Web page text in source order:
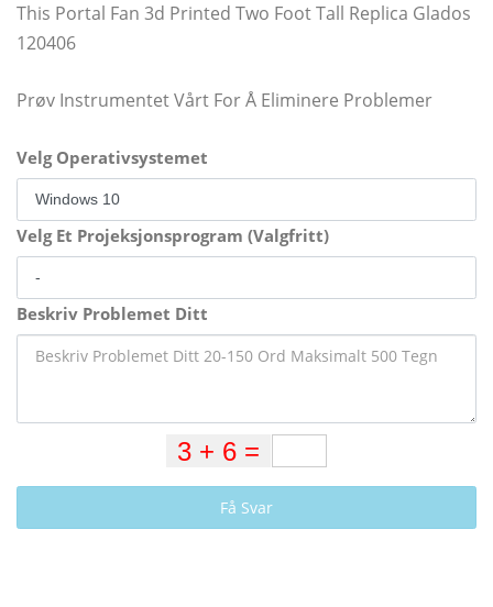
This Portal Fan 3d Printed Two Foot Tall Replica Glados
120406
Prøv Instrumentet Vårt For Å Eliminere Problemer
Velg Operativsystemet
Velg Et Projeksjonsprogram (Valgfritt)
Beskriv Problemet Ditt
Få Svar